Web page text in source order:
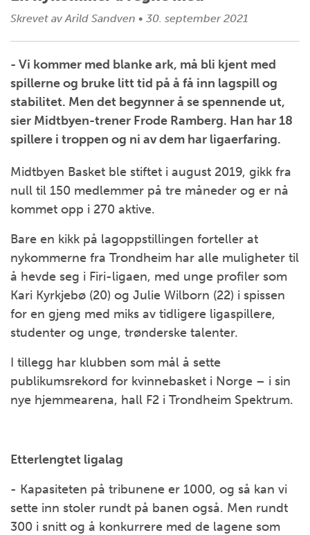
Skrevet av Arild Sandven • 30. september 2021
- Vi kommer med blanke ark, må bli kjent med
spillerne og bruke litt tid på å få inn lagspill og
stabilitet. Men det begynner å se spennende ut,
sier Midtbyen-trener Frode Ramberg. Han har 18
spillere i troppen og ni av dem har ligaerfaring.
Midtbyen Basket ble stiftet i august 2019, gikk fra
null til 150 medlemmer på tre måneder og er nå
kommet opp i 270 aktive.
Bare en kikk på lagoppstillingen forteller at
nykommerne fra Trondheim har alle muligheter til
å hevde seg i Firi-ligaen, med unge profiler som
Kari Kyrkjebø (20) og Julie Wilborn (22) i spissen
for en gjeng med miks av tidligere ligaspillere,
studenter og unge, trønderske talenter.
I tillegg har klubben som mål å sette
publikumsrekord for kvinnebasket i Norge – i sin
nye hjemmearena, hall F2 i Trondheim Spektrum.
Etterlengtet ligalag
- Kapasiteten på tribunene er 1000, og så kan vi
sette inn stoler rundt på banen også. Men rundt
300 i snitt og å konkurrere med de lagene som